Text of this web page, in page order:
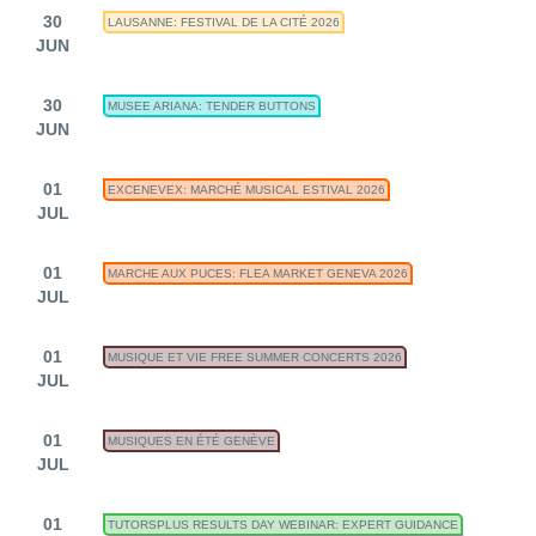
30
JUN
LAUSANNE: FESTIVAL DE LA CITÉ 2026
30
JUN
MUSEE ARIANA: TENDER BUTTONS
01
JUL
EXCENEVEX: MARCHÉ MUSICAL ESTIVAL 2026
01
JUL
MARCHE AUX PUCES: FLEA MARKET GENEVA 2026
01
JUL
MUSIQUE ET VIE FREE SUMMER CONCERTS 2026
01
JUL
MUSIQUES EN ÉTÉ GENÈVE
01
TUTORSPLUS RESULTS DAY WEBINAR: EXPERT GUIDANCE